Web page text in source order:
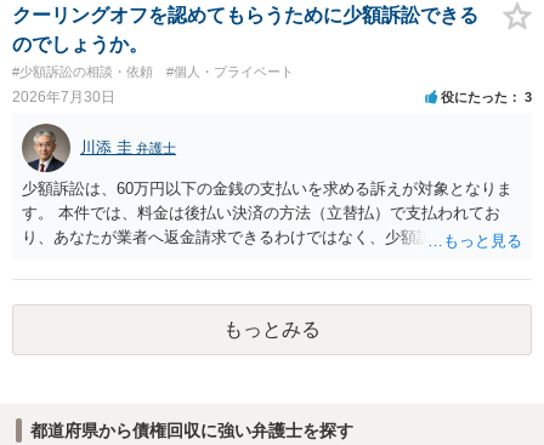
も付随していたことを無視することができません。こちらを重視すれ
ば、交際を終了させたことにより「一緒に行く」という結果の実現に
重大な障害が発生しており、当然にチケットを引き渡すべきといえる
かは微妙であり、むしろ返金すべきとするのが当事者の合理的意思に
合致するのではないか、という判断に傾くことになると思います。 例
えば、当該チケットが座席指定である場合、交際を解消した2人が当日
隣り合わせになることは避けたいという心理が働くことも無理からぬ
ところです。一方、チケットがエリア指定のアリーナ席であれば隣り
合わせにならずに済むかもしれませんし、そのチケットが入手困難で
あったり特別席であったりすれば、判断は変わってくるかもしれませ
ん。当該チケットがチケット転売防止法に規定する特定興行入場券に
該当し、券面上使用者が指定されている場合には、チケット引渡し以
外に選択肢がない場合もあるでしょう。 このように、本件の紛争は、
法的には「当事者の合理的意思」がどこにあるのかを追求した解決が
必要になると思われます。なかなか難しい問題なので、弁護士によっ
クーリングオフを認めてもらうために少額訴訟できる
のでしょうか。
#少額訴訟の相談・依頼 #個人・プライベート
2026年7月30日 役にたった 3
川添 圭 弁護士
少額訴訟は、60万円以下の金銭の支払いを求める訴えが対象となりま
す。 本件では、料金は後払い決済の方法（立替払）で支払われてお
り、あなたが業者へ返金請求できるわけではなく、少額訴訟は使えな
在確認請求訴訟を提起することも考えられますが、まずは後払い決済
業者へ（原契約のクーリング・オフの証拠の写しとともに）支払拒絶
の通知書を送り、もし訴訟や支払督促を行ってきた場合には全面的に
争う、というやり方がベターではないかと思います。弁護士会の相談
もっとみる
都道府県から債権回収に強い弁護士を探す